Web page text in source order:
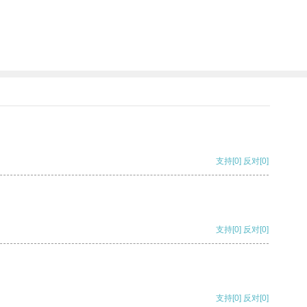
支持[0] 反对[0]
支持[0] 反对[0]
支持[0] 反对[0]